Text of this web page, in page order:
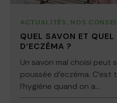
ACTUALITÉS, NOS
QUEL SAVON ET
D’ECZÉMA ?
Un savon mal choisi peut
poussée d’eczéma.
l’hygiène quand on a...